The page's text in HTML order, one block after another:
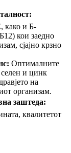
како и Б-
кои заедно
сјајно крзно
Оптималните
и цинк
на
организам.
заштеда:
квалитетот